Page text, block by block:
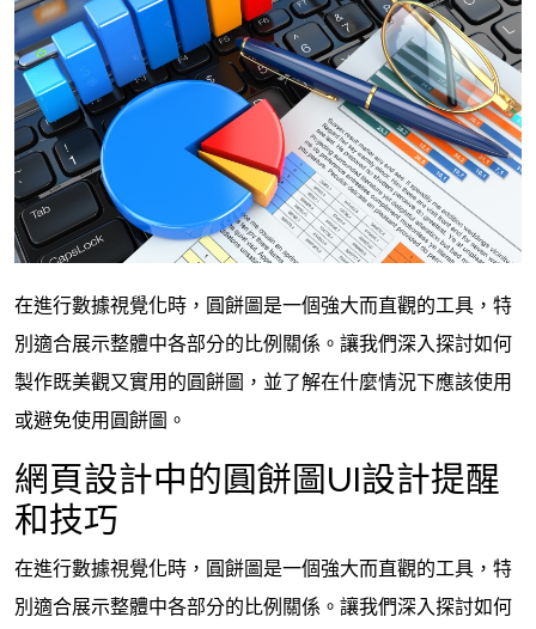
在進行數據視覺化時，圓餅圖是一個強大而直觀的工具，特
別適合展示整體中各部分的比例關係。讓我們深入探討如何
製作既美觀又實用的圓餅圖，並了解在什麼情況下應該使用
或避免使用圓餅圖。
網頁設計中的圓餅圖UI設計提醒
和技巧
在進行數據視覺化時，圓餅圖是一個強大而直觀的工具，特
別適合展示整體中各部分的比例關係。讓我們深入探討如何